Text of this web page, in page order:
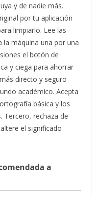
y de nadie más.
por tu aplicación
limpiarlo. Lee las
la máquina una por una
el botón de
y ciega para ahorrar
directo y seguro
académico. Acepta
básica y los
Tercero, rechaza de
el significado
a